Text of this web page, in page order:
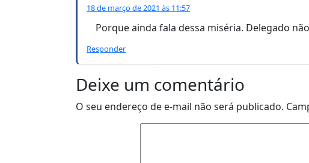
18 de março de 2021 às 11:57
Porque ainda fala dessa miséria. Delegado
Responder
Deixe um comentário
O seu endereço de e-mail não será publicado.